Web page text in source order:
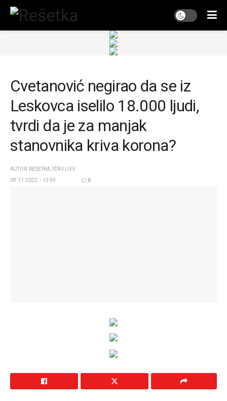
Cvetanović negirao da se iz
Leskovca iselilo 18.000 ljudi,
tvrdi da je za manjak
stanovnika kriva korona?
AUTOR: REŠETKA, STAV.LIFE
09.11.2022. - 13:59
6